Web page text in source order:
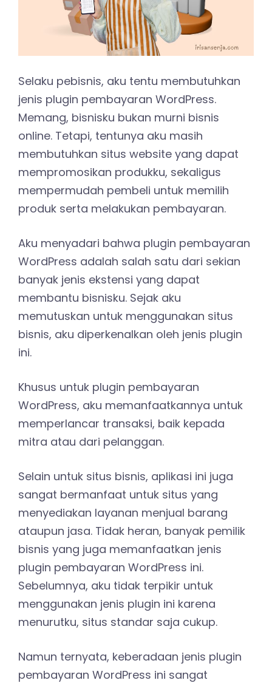
Selaku pebisnis, aku tentu membutuhkan
jenis plugin pembayaran WordPress.
Memang, bisnisku bukan murni bisnis
online. Tetapi, tentunya aku masih
membutuhkan situs website yang dapat
mempromosikan produkku, sekaligus
mempermudah pembeli untuk memilih
produk serta melakukan pembayaran.
Aku menyadari bahwa plugin pembayaran
WordPress adalah salah satu dari sekian
banyak jenis ekstensi yang dapat
membantu bisnisku. Sejak aku
memutuskan untuk menggunakan situs
bisnis, aku diperkenalkan oleh jenis plugin
ini.
Khusus untuk plugin pembayaran
WordPress, aku memanfaatkannya untuk
memperlancar transaksi, baik kepada
mitra atau dari pelanggan.
Selain untuk situs bisnis, aplikasi ini juga
sangat bermanfaat untuk situs yang
menyediakan layanan menjual barang
ataupun jasa. Tidak heran, banyak pemilik
bisnis yang juga memanfaatkan jenis
plugin pembayaran WordPress ini.
Sebelumnya, aku tidak terpikir untuk
menggunakan jenis plugin ini karena
menurutku, situs standar saja cukup.
Namun ternyata, keberadaan jenis plugin
pembayaran WordPress ini sangat